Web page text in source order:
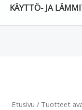
KÄYTTÖ- JA
Etusivu / Tuotteet